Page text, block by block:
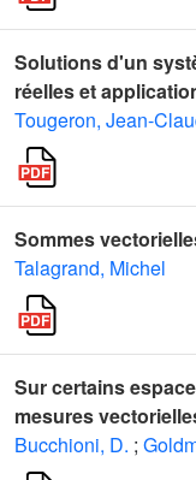
Solutions d'un
réelles et
Tougeron, Jean-
Sommes
Talagrand, Michel
Sur certains
mesures
Bucchioni, D. ;